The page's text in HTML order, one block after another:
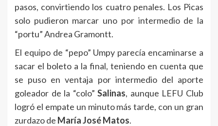
pasos, convirtiendo los cuatro penales. Los Picas
solo pudieron marcar uno por intermedio de la
“portu” Andrea Gramontt.
El equipo de “pepo” Umpy parecía encaminarse a
sacar el boleto a la final, teniendo en cuenta que
se puso en ventaja por intermedio del aporte
goleador de la “colo”Salinas, aunque LEFU Club
logró el empate un minuto más tarde, con un gran
zurdazo de María José Matos.